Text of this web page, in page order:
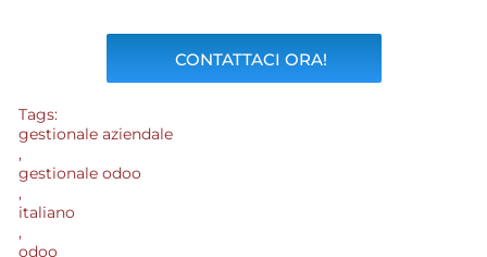
CONTATTACI ORA!
Tags:
gestionale aziendale
,
gestionale odoo
,
italiano
,
odoo